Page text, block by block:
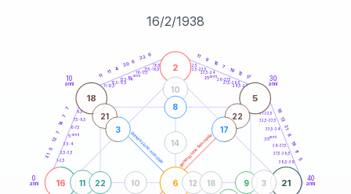
16/2/1938
generazione maschile generazione femminile
0
anni
10
anni
30
anni
40
anni
1-2,5
2,5-3,5
3,5-4
6-7,5
7,5-8,5
8,5-9
11-12,5
12,5-13,5
13,5-14
16-17,5
17,5-18,5
18,5-19
21-22,5
22,5-23,5
23,5-24
26-27,5
27,5-28,5
28,5-29
31-32,5
32,5-33,5
33,5-34
36-37,5
37,5-38,5
38,5-39
21
5
12
7
14
7
7
11
11
4
20
6
22 6 11
9
16 7
19 12
17
18
13
21
8
19
11
5
16
2
21
6
18 5
9
11
10
3
22
8
12 18
10
14
21
3
22
17
5anni
15 anni 25anni
35anni